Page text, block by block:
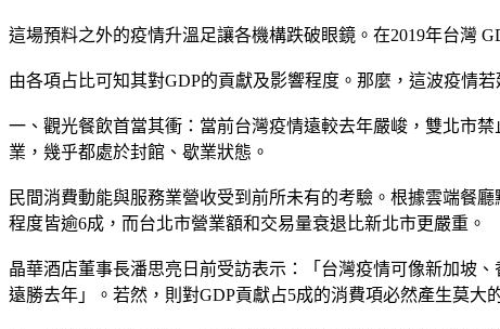
這場預料之外的疫情升溫足讓各機構跌破眼鏡。在2019年台灣
由各項占比可知其對GDP的貢獻及影響程度。那麼，這波疫情
一、觀光餐飲首當其衝：當前台灣疫情遠較去年嚴峻，雙北市
業，幾乎都處於封館、歇業狀態。
民間消費動能與服務業營收受到前所未有的考驗。根據雲端餐
程度皆逾6成，而台北市營業額和交易量衰退比新北市更嚴重。
晶華酒店董事長潘思亮日前受訪表示：「台灣疫情可像新加坡
遠勝去年」。若然，則對GDP貢獻占5成的消費項必然產生莫大